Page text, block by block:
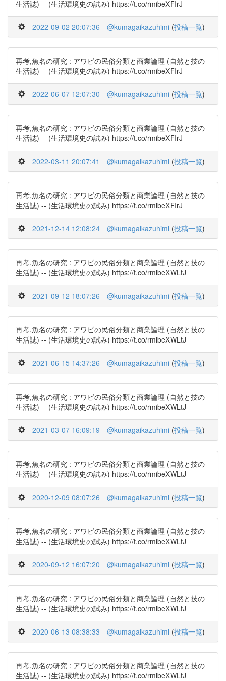
生活誌) -- (生活環境史の試み) https://t.co/rmibeXFIrJ
2022-09-02 20:07:36 @kumagaikazuhimi (投稿一覧)
再考,魚名の研究 : アワビの民俗分類と商業論理 (自然と技の
生活誌) -- (生活環境史の試み) https://t.co/rmibeXFIrJ
2022-06-07 12:07:30 @kumagaikazuhimi (投稿一覧)
再考,魚名の研究 : アワビの民俗分類と商業論理 (自然と技の
生活誌) -- (生活環境史の試み) https://t.co/rmibeXFIrJ
2022-03-11 20:07:41 @kumagaikazuhimi (投稿一覧)
再考,魚名の研究 : アワビの民俗分類と商業論理 (自然と技の
生活誌) -- (生活環境史の試み) https://t.co/rmibeXFIrJ
2021-12-14 12:08:24 @kumagaikazuhimi (投稿一覧)
再考,魚名の研究 : アワビの民俗分類と商業論理 (自然と技の
生活誌) -- (生活環境史の試み) https://t.co/rmibeXWLtJ
2021-09-12 18:07:26 @kumagaikazuhimi (投稿一覧)
再考,魚名の研究 : アワビの民俗分類と商業論理 (自然と技の
生活誌) -- (生活環境史の試み) https://t.co/rmibeXWLtJ
2021-06-15 14:37:26 @kumagaikazuhimi (投稿一覧)
再考,魚名の研究 : アワビの民俗分類と商業論理 (自然と技の
生活誌) -- (生活環境史の試み) https://t.co/rmibeXWLtJ
2021-03-07 16:09:19 @kumagaikazuhimi (投稿一覧)
再考,魚名の研究 : アワビの民俗分類と商業論理 (自然と技の
生活誌) -- (生活環境史の試み) https://t.co/rmibeXWLtJ
2020-12-09 08:07:26 @kumagaikazuhimi (投稿一覧)
再考,魚名の研究 : アワビの民俗分類と商業論理 (自然と技の
生活誌) -- (生活環境史の試み) https://t.co/rmibeXWLtJ
2020-09-12 16:07:20 @kumagaikazuhimi (投稿一覧)
再考,魚名の研究 : アワビの民俗分類と商業論理 (自然と技の
生活誌) -- (生活環境史の試み) https://t.co/rmibeXWLtJ
2020-06-13 08:38:33 @kumagaikazuhimi (投稿一覧)
再考,魚名の研究 : アワビの民俗分類と商業論理 (自然と技の
生活誌) -- (生活環境史の試み) https://t.co/rmibeXWLtJ